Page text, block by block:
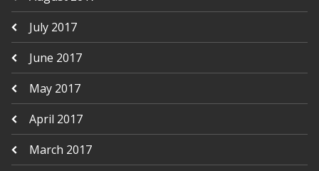
July 2017
June 2017
May 2017
April 2017
March 2017